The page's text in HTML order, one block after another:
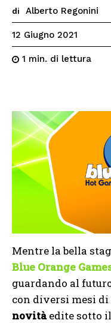
di Alberto Regonini
12 Giugno 2021
1 min. di lettura
Mentre la bella
Blue Orange
guardando al
con diversi mesi
novitàedite sotto